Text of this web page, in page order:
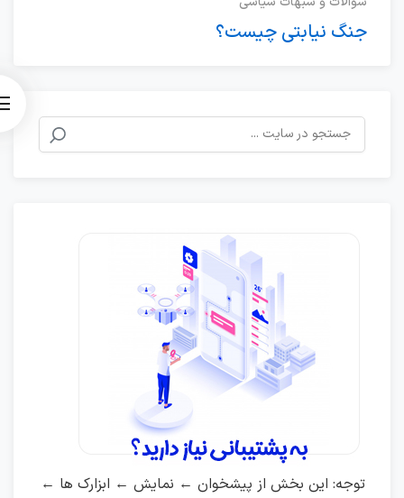
جنگ نیابتی چیست؟
جستجو
برای:
توجه: این بخش از پیشخوان ← نمایش ← ابزارک ها ←